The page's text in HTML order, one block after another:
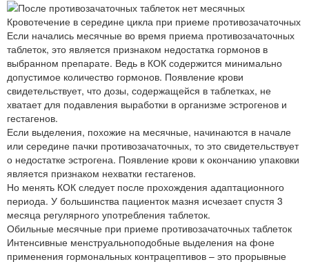
Кровотечение в середине цикла при приеме противозачаточных
Если начались месячные во время приема противозачаточных
таблеток, это является признаком недостатка гормонов в
выбранном препарате. Ведь в КОК содержится минимально
допустимое количество гормонов. Появление крови
свидетельствует, что дозы, содержащейся в таблетках, не
хватает для подавления выработки в организме эстрогенов и
гестагенов.
Если выделения, похожие на месячные, начинаются в начале
или середине пачки противозачаточных, то это свидетельствует
о недостатке эстрогена. Появление крови к окончанию упаковки
является признаком нехватки гестагенов.
Но менять КОК следует после прохождения адаптационного
периода. У большинства пациенток мазня исчезает спустя 3
месяца регулярного употребления таблеток.
Обильные месячные при приеме противозачаточных таблеток
Интенсивные менструальноподобные выделения на фоне
применения гормональных контрацептивов – это прорывные